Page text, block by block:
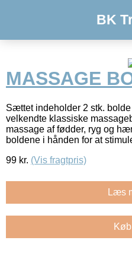
BK
MASSAGE
Sættet indeholder 2 stk.
velkendte klassiske
massage af fødder, ryg og
boldene i hånden for at
99 kr. (Vis fragtpris)
Læs